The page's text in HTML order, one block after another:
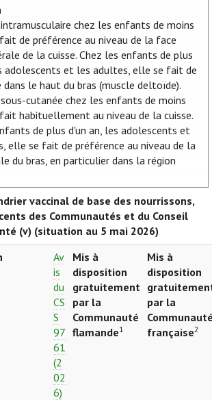
chez les enfants de moins
de préférence au niveau de la face
de la cuisse. Chez les enfants de plus
adolescents et les adultes, elle se fait de
dans le haut du bras (muscle deltoïde).
cutanée chez les enfants de moins
habituellement au niveau de la cuisse.
de plus d'un an, les adolescents et
elle se fait de préférence au niveau de la
du bras, en particulier dans la région
vaccinal de base des nourrissons,
des Communautés et du Conseil
(v) (situation au 5 mai 2026)
Av
is
du
CS
S
97
61
(2
02
6)
Mis à
disposition
gratuitement
par la
Communauté
flamande1
Mis à
disposition
par la
française2